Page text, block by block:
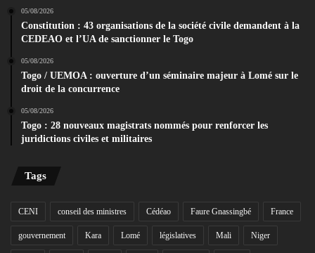
05/08/2026
Constitution : 43 organisations de la société civile demandent à la
CEDEAO et l’UA de sanctionner le Togo
05/08/2026
Togo / UEMOA : ouverture d’un séminaire majeur à Lomé sur le
droit de la concurrence
05/08/2026
Togo : 28 nouveaux magistrats nommés pour renforcer les
juridictions civiles et militaires
Tags
CENI conseil des ministres Cédéao Faure Gnassingbé France
gouvernement Kara Lomé législatives Mali Niger